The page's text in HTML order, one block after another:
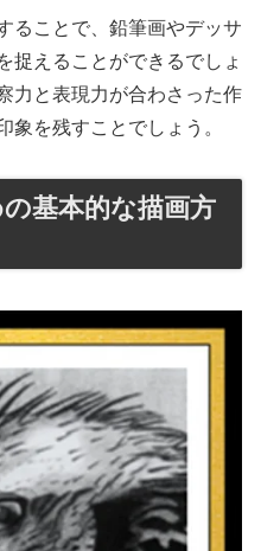
ることで、鉛筆画やデッサ
捉えることができるでしょ
力と表現力が合わさった作
象を残すことでしょう。
基本的な描画方